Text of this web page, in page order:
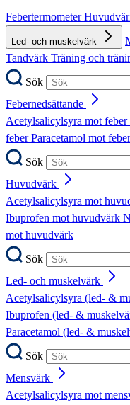
Febertermometer
Led- och muskelvärk
Tandvärk Träning och
Sök
Febernedsättande
Acetylsalicylsyra mot feber
feberParacetamol mot feber
Sök
Huvudvärk
Acetylsalicylsyra mot
Ibuprofen mot huvudvärk
mot huvudvärk
Sök
Led- och muskelvärk
Acetylsalicylsyra (led- &
Ibuprofen (led- &
Paracetamol (led- &
Sök
Mensvärk
Acetylsalicylsyra mot